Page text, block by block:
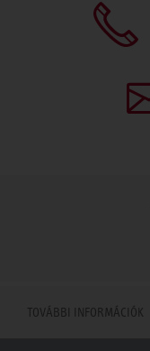
TOVÁBBI INFORMÁCIÓK